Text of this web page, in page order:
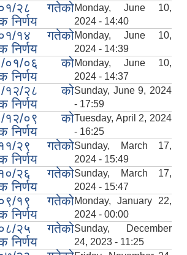
२८ गतेको
निर्णय
Monday, June 10,
2024 - 14:40
१४ गतेको
निर्णय
Monday, June 10,
2024 - 14:39
०१/०६ को
निर्णय
Monday, June 10,
2024 - 14:37
१२/२८ को
निर्णय
Sunday, June 9, 2024
- 17:59
१२/०९ को
निर्णय
Tuesday, April 2, 2024
- 16:25
२९ गतेको
निर्णय
Sunday, March 17,
2024 - 15:49
२६ गतेको
निर्णय
Sunday, March 17,
2024 - 15:47
१९ गतेको
निर्णय
Monday, January 22,
2024 - 00:00
२५ गतेको
निर्णय
Sunday, December
24, 2023 - 11:25